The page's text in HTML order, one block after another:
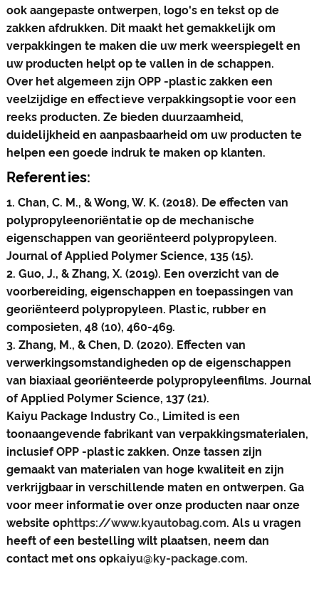
ook aangepaste ontwerpen, logo's en tekst op de
zakken afdrukken. Dit maakt het gemakkelijk om
verpakkingen te maken die uw merk weerspiegelt en
uw producten helpt op te vallen in de schappen.
Over het algemeen zijn OPP -plastic zakken een
veelzijdige en effectieve verpakkingsoptie voor een
reeks producten. Ze bieden duurzaamheid,
duidelijkheid en aanpasbaarheid om uw producten te
helpen een goede indruk te maken op klanten.
Referenties:
1. Chan, C. M., & Wong, W. K. (2018). De effecten van
polypropyleenoriëntatie op de mechanische
eigenschappen van georiënteerd polypropyleen.
Journal of Applied Polymer Science, 135 (15).
2. Guo, J., & Zhang, X. (2019). Een overzicht van de
voorbereiding, eigenschappen en toepassingen van
georiënteerd polypropyleen. Plastic, rubber en
composieten, 48 (10), 460-469.
3. Zhang, M., & Chen, D. (2020). Effecten van
verwerkingsomstandigheden op de eigenschappen
van biaxiaal georiënteerde polypropyleenfilms. Journal
of Applied Polymer Science, 137 (21).
Kaiyu Package Industry Co., Limited is een
toonaangevende fabrikant van verpakkingsmaterialen,
inclusief OPP -plastic zakken. Onze tassen zijn
gemaakt van materialen van hoge kwaliteit en zijn
verkrijgbaar in verschillende maten en ontwerpen. Ga
voor meer informatie over onze producten naar onze
website ophttps://www.kyautobag.com. Als u vragen
heeft of een bestelling wilt plaatsen, neem dan
contact met ons opkaiyu@ky-package.com.